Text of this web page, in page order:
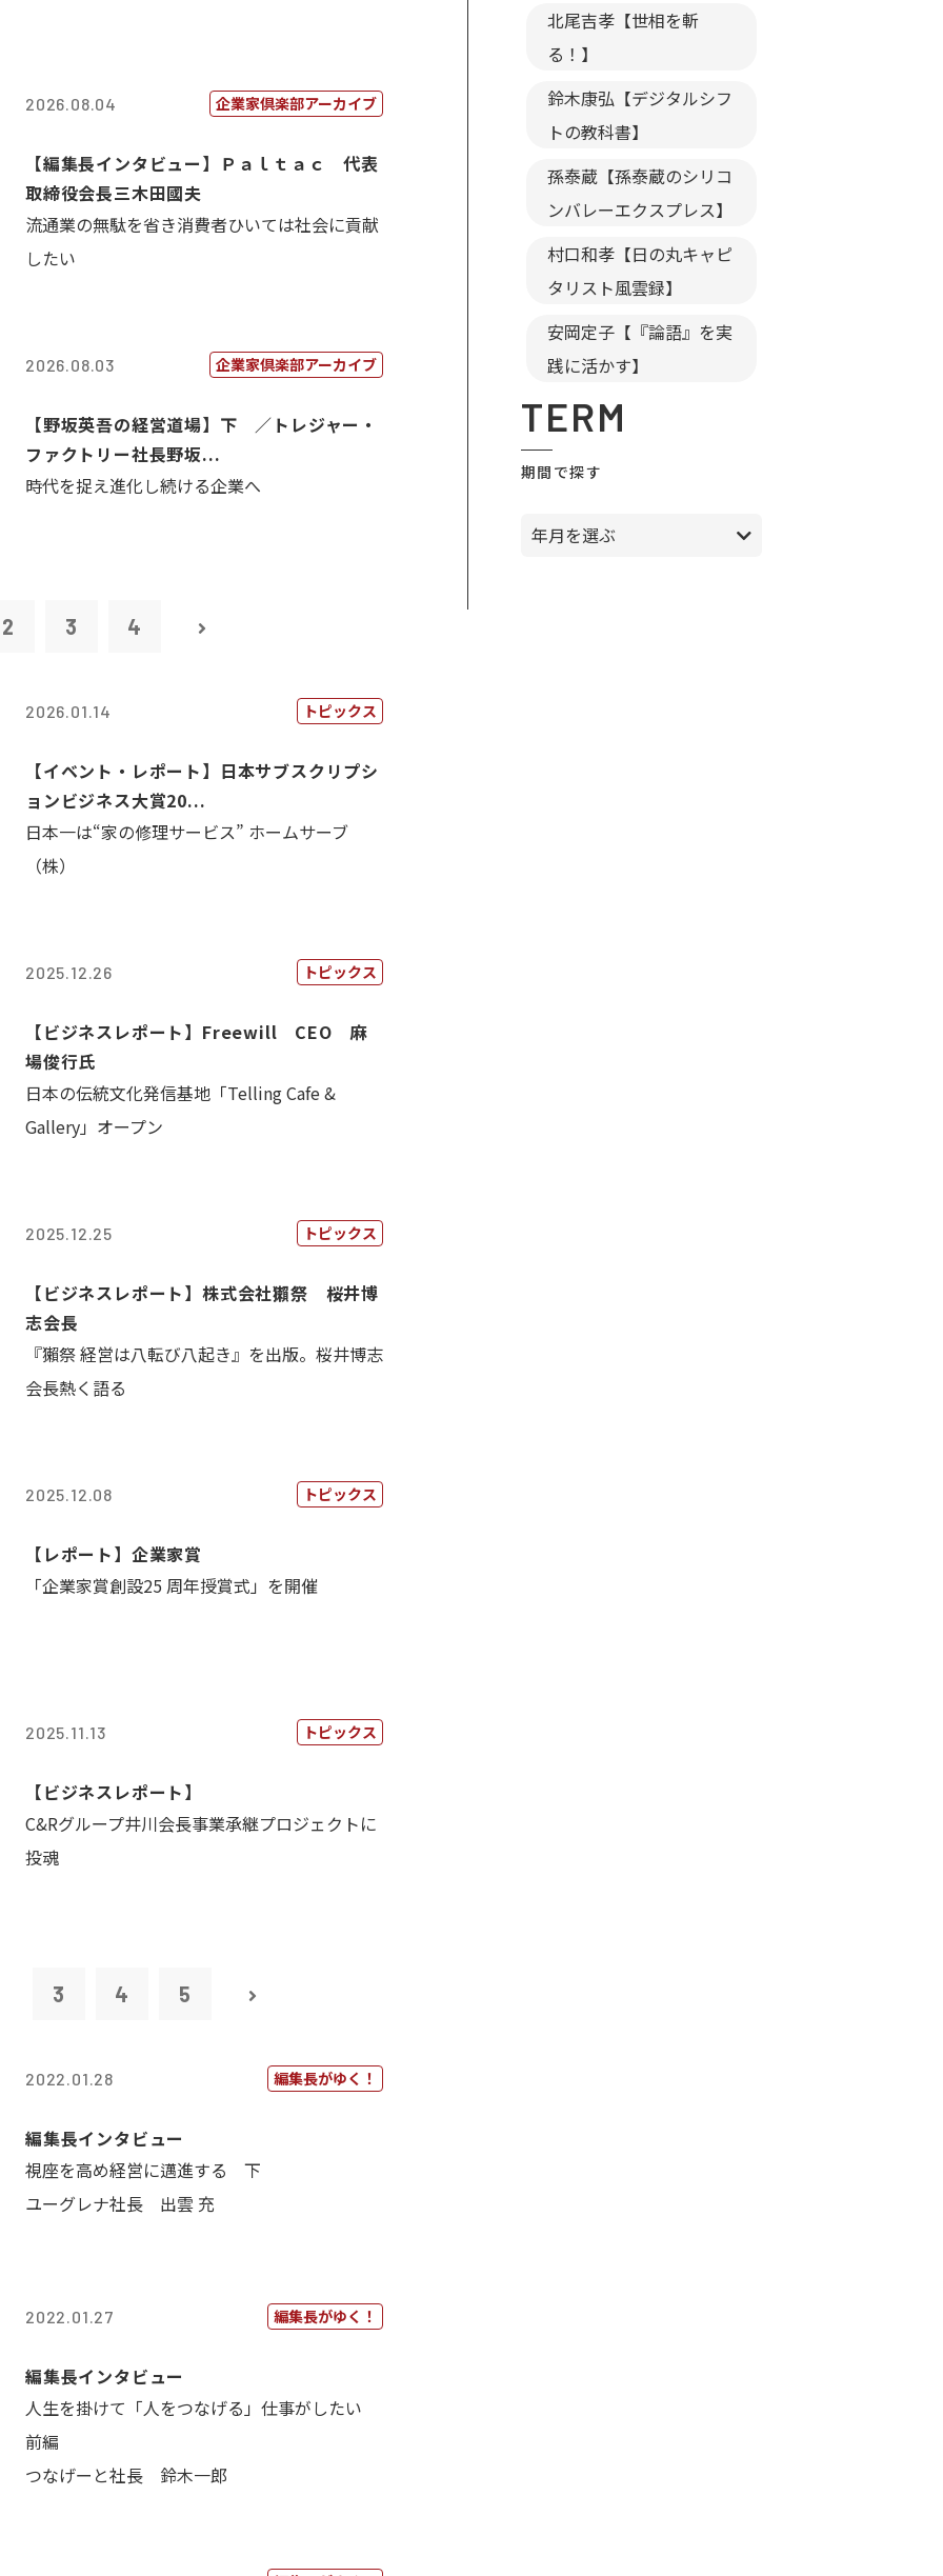
2026.08.04 企業家倶楽部アーカイブ
【編集長インタビュー】Ｐａｌｔａｃ 代表
取締役会長三木田國夫
流通業の無駄を省き消費者ひいては社会に貢献
したい
2026.08.03 企業家倶楽部アーカイブ
【野坂英吾の経営道場】下 ／トレジャー・
ファクトリー社長野坂...
時代を捉え進化し続ける企業へ
2 3 4
2026.01.14 トピックス
【イベント・レポート】日本サブスクリプシ
ョンビジネス大賞20...
日本一は“家の修理サービス” ホームサーブ
（株）
2025.12.26 トピックス
【ビジネスレポート】Freewill CEO 麻
場俊行氏
日本の伝統文化発信基地「Telling Cafe &
Gallery」オープン
2025.12.25 トピックス
【ビジネスレポート】株式会社獺祭 桜井博
志会長
『獺祭 経営は八転び八起き』を出版。桜井博志
会長熱く語る
2025.12.08 トピックス
【レポート】企業家賞
「企業家賞創設25 周年授賞式」を開催
2025.11.13 トピックス
【ビジネスレポート】
C&Rグループ井川会長事業承継プロジェクトに
投魂
3 4 5
2022.01.28 編集長がゆく！
編集長インタビュー
視座を高め経営に邁進する 下
ユーグレナ社長 出雲 充
2022.01.27 編集長がゆく！
編集長インタビュー
人生を掛けて「人をつなげる」仕事がしたい
前編
つなげーと社長 鈴木一郎
北尾吉孝【世相を斬
る！】
鈴木康弘【デジタルシフ
トの教科書】
孫泰蔵【孫泰蔵のシリコ
ンバレーエクスプレス】
村口和孝【日の丸キャピ
タリスト風雲録】
安岡定子【『論語』を実
践に活かす】
TERM
期間で探す
年月を選ぶ